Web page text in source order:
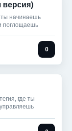
версия)
ты начинаешь
поглощаешь
0
где ты